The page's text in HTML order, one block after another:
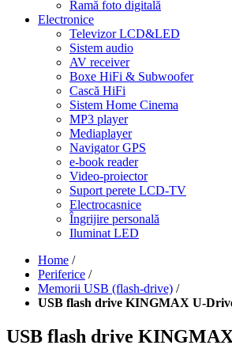
Ramă foto digitală
Electronice
Televizor LCD&LED
Sistem audio
AV receiver
Boxe HiFi & Subwoofer
Cască HiFi
Sistem Home Cinema
MP3 player
Mediaplayer
Navigator GPS
e-book reader
Video-proiector
Suport perete LCD-TV
Electrocasnice
Îngrijire personală
Iluminat LED
Home /
Periferice /
Memorii USB (flash-drive) /
USB flash drive KINGMAX U-
USB flash drive